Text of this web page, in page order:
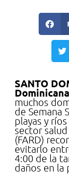
SANTO
muchos
de Semana
playas y
sector
(FARD)
evitarlo
4:00 de la
daños en la